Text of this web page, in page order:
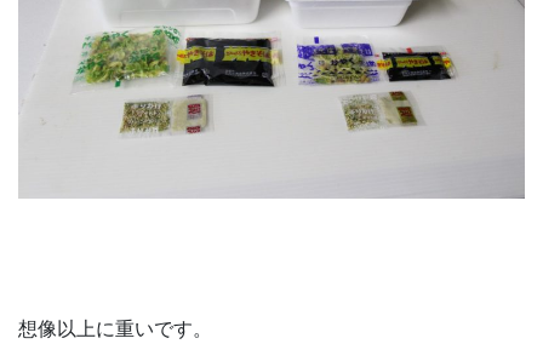
想像以上に重いです。